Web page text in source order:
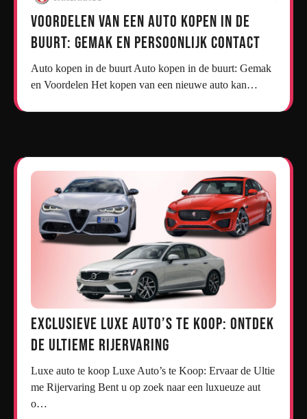
Voordelen van een Auto Kopen in de
Buurt: Gemak en Persoonlijk Contact
Auto kopen in de buurt Auto kopen in de buurt: Gemak
en Voordelen Het kopen van een nieuwe auto kan…
Exclusieve Luxe Auto’s te Koop: Ontdek
de Ultieme Rijervaring
Luxe auto te koop Luxe Auto’s te Koop: Ervaar de Ultie
me Rijervaring Bent u op zoek naar een luxueuze aut
o…